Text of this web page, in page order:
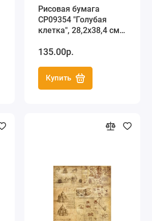
Рисовая бумага
CP09354 "Голубая
клетка", 28,2х38,4 см,
135.00р.
Купить